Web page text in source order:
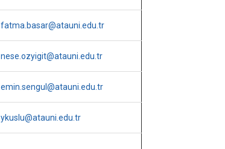
fatma.basar@atauni.edu.tr
nese.ozyigit@atauni.edu.tr
emin.sengul@atauni.edu.tr
ykuslu@atauni.edu.tr